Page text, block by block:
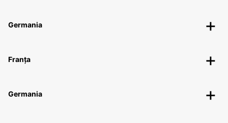
Germania
Franța
Germania